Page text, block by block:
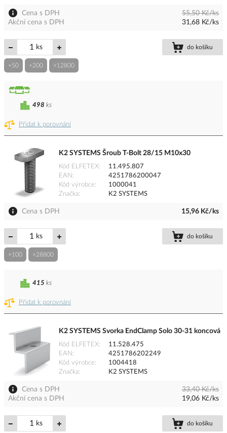
Cena s DPH
55,50 Kč/ks
Akční cena s DPH
31,68 Kč/ks
ks do košíku
+50 +200 +12800
Přidat k porovnání
498 ks
K2 SYSTEMS Šroub T-Bolt 28/15 M10x30
Kód ELFETEX
11.495.807
EAN
4251786200047
Kód výrobce
1000041
Značka
K2 SYSTEMS
Cena s DPH 15,96 Kč/ks
ks do košíku
+100 +28800
Přidat k porovnání
415 ks
K2 SYSTEMS Svorka EndClamp Solo 30-31 koncová
Kód ELFETEX
11.528.475
EAN
4251786202249
Kód výrobce
1004418
Značka
K2 SYSTEMS
Cena s DPH
33,40 Kč/ks
Akční cena s DPH
19,06 Kč/ks
ks do košíku